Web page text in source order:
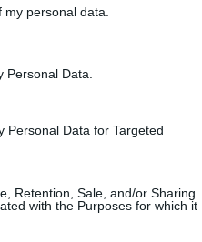
my personal data.
Personal Data.
Personal Data for Targeted
Retention, Sale, and/or Sharing
with the Purposes for which it
ami eddigi zenei
amik őt jelképezik és
hiszen július 25-én,
- aMammut Színház
felidézi élete első
és filmdaloktól